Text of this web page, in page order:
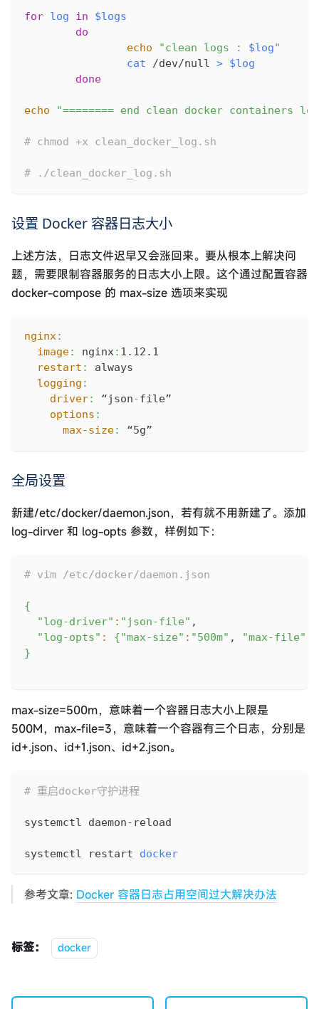
for log in
$logs
do
echo
"clean logs : $log"
cat /dev/null > $log
done
echo "======== end clean docker containers
# chmod +x clean_docker_log.sh
# ./clean_docker_log.sh
设置 Docker 容器日志大小
上述方法，日志文件迟早又会涨回来。要从根本上解决问
题，需要限制容器服务的日志大小上限。这个通过配置容器
docker-compose 的 max-size 选项来实现
nginx:
image: nginx: 1.12.1
restart :
always
logging :
driver: “json-file”
options :
max-size: “5g”
全局设置
新建/etc/docker/daemon.json，若有就不用新建了。添加
log-dirver 和 log-opts 参数，样例如下：
# vim /etc/docker/daemon.json
{
"log-driver" : "json-file" ,
"log-opts" : {"max-size" : "500m" , "max-file"
}
max-size=500m，意味着一个容器日志大小上限是
500M，max-file=3，意味着一个容器有三个日志，分别是
id+.json、id+1.json、id+2.json。
# 重启docker守护进程
systemctl daemon-reload
systemctl restart docker
参考文章: Docker 容器日志占用空间过大解决办法
标签： docker